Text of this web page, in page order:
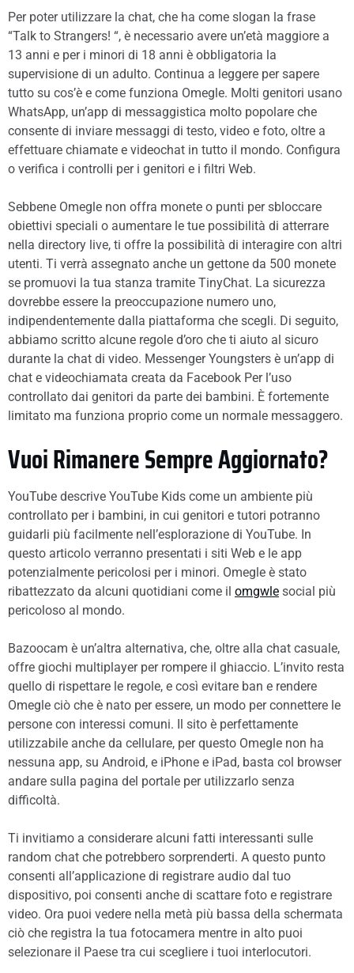
Per poter utilizzare la chat, che ha come slogan la frase
“Talk to Strangers! “, è necessario avere un’età maggiore a
13 anni e per i minori di 18 anni è obbligatoria la
supervisione di un adulto. Continua a leggere per sapere
tutto su cos’è e come funziona Omegle. Molti genitori usano
WhatsApp, un’app di messaggistica molto popolare che
consente di inviare messaggi di testo, video e foto, oltre a
effettuare chiamate e videochat in tutto il mondo. Configura
o verifica i controlli per i genitori e i filtri Web.
Sebbene Omegle non offra monete o punti per sbloccare
obiettivi speciali o aumentare le tue possibilità di atterrare
nella directory live, ti offre la possibilità di interagire con altri
utenti. Ti verrà assegnato anche un gettone da 500 monete
se promuovi la tua stanza tramite TinyChat. La sicurezza
dovrebbe essere la preoccupazione numero uno,
indipendentemente dalla piattaforma che scegli. Di seguito,
abbiamo scritto alcune regole d’oro che ti aiuto al sicuro
durante la chat di video. Messenger Youngsters è un’app di
chat e videochiamata creata da Facebook Per l’uso
controllato dai genitori da parte dei bambini. È fortemente
limitato ma funziona proprio come un normale messaggero.
Vuoi Rimanere Sempre Aggiornato?
YouTube descrive YouTube Kids come un ambiente più
controllato per i bambini, in cui genitori e tutori potranno
guidarli più facilmente nell’esplorazione di YouTube. In
questo articolo verranno presentati i siti Web e le app
potenzialmente pericolosi per i minori. Omegle è stato
ribattezzato da alcuni quotidiani come il omgwle social più
pericoloso al mondo.
Bazoocam è un’altra alternativa, che, oltre alla chat casuale,
offre giochi multiplayer per rompere il ghiaccio. L’invito resta
quello di rispettare le regole, e così evitare ban e rendere
Omegle ciò che è nato per essere, un modo per connettere le
persone con interessi comuni. Il sito è perfettamente
utilizzabile anche da cellulare, per questo Omegle non ha
nessuna app, su Android, e iPhone e iPad, basta col browser
andare sulla pagina del portale per utilizzarlo senza
difficoltà.
Ti invitiamo a considerare alcuni fatti interessanti sulle
random chat che potrebbero sorprenderti. A questo punto
consenti all’applicazione di registrare audio dal tuo
dispositivo, poi consenti anche di scattare foto e registrare
video. Ora puoi vedere nella metà più bassa della schermata
ciò che registra la tua fotocamera mentre in alto puoi
selezionare il Paese tra cui scegliere i tuoi interlocutori.